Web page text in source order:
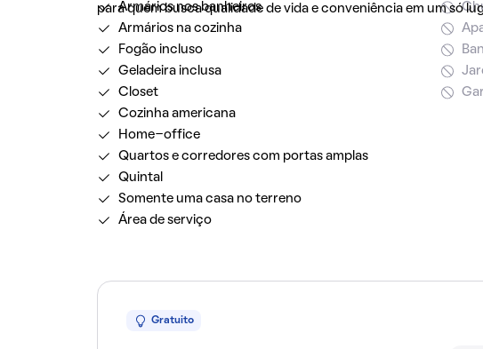
para quem busca qualidade de vida e conveniência em um só
Armários nos banheiros
Armários na cozinha
Fogão incluso
Geladeira inclusa
Closet
Cozinha americana
Home-office
Quartos e corredores com portas amplas
Quintal
Somente uma casa no terreno
Área de serviço
Gratuito